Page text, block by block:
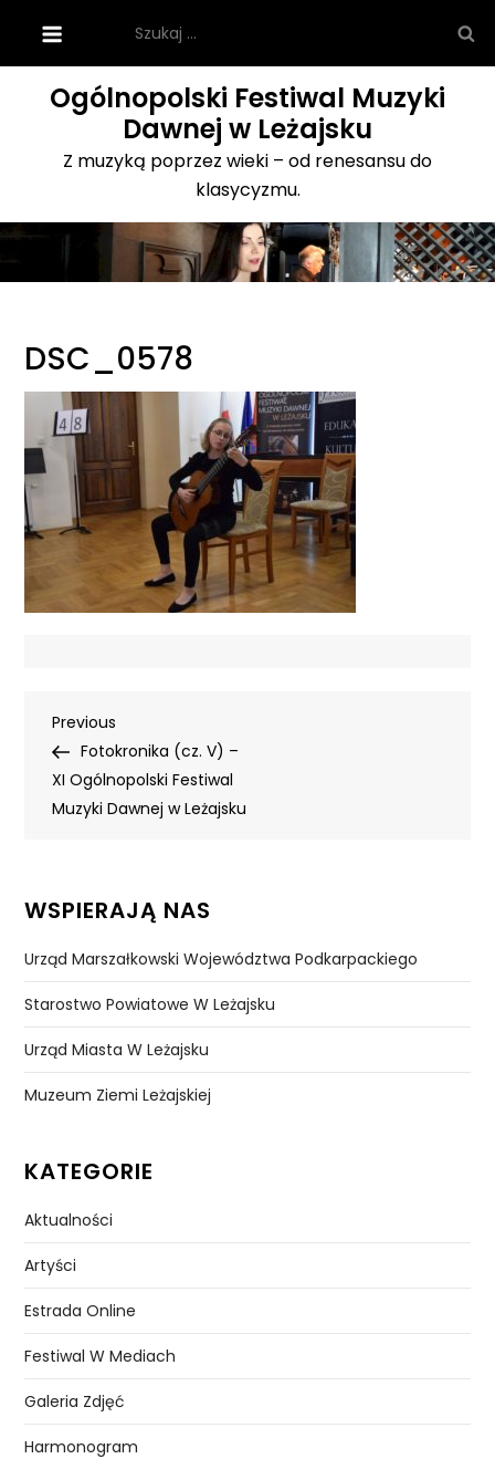
content
Ogólnopolski Festiwal Muzyki
Dawnej w Leżajsku
Z muzyką poprzez wieki – od renesansu do
klasycyzmu.
DSC_0578
Nawigacja
wpisu
Previous
Post
Previous
Fotokronika (cz. V) –
XI Ogólnopolski Festiwal
Muzyki Dawnej w Leżajsku
WSPIERAJĄ NAS
Urząd Marszałkowski Województwa Podkarpackiego
Starostwo Powiatowe W Leżajsku
Urząd Miasta W Leżajsku
Muzeum Ziemi Leżajskiej
KATEGORIE
Aktualności
Artyści
Estrada Online
Festiwal W Mediach
Galeria Zdjęć
Harmonogram